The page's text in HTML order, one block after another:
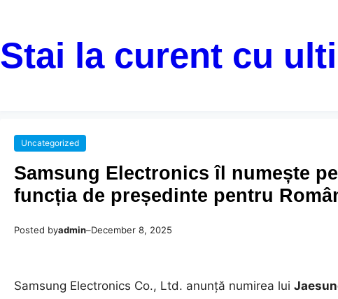
Stai la curent cu
Uncategorized
Samsung Electronics îl numește
funcția de președinte pentru
Posted byadmin–December 8, 2025
Samsung Electronics Co., Ltd. anunță numirea lui